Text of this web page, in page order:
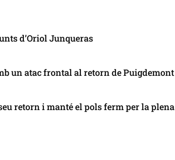
d’Oriol Junqueras
un atac frontal al retorn de Puigdemont
retorn i manté el pols ferm per la plena